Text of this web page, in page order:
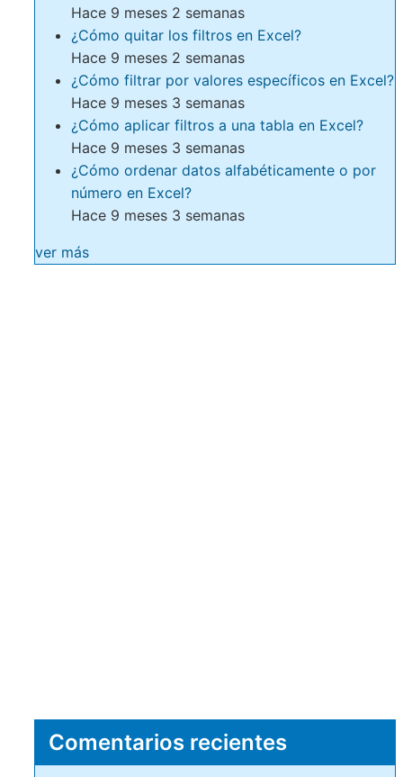
Hace 9 meses 2 semanas
¿Cómo quitar los filtros en Excel?
Hace 9 meses 2 semanas
¿Cómo filtrar por valores específicos en Excel?
Hace 9 meses 3 semanas
¿Cómo aplicar filtros a una tabla en Excel?
Hace 9 meses 3 semanas
¿Cómo ordenar datos alfabéticamente o por
número en Excel?
Hace 9 meses 3 semanas
ver más
Comentarios recientes